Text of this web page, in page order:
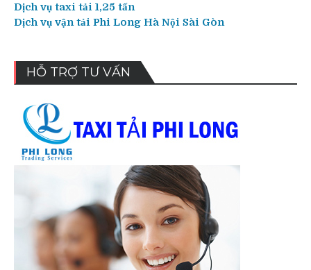
Dịch vụ taxi tải 1,25 tấn
Dịch vụ vận tải Phi Long Hà Nội Sài Gòn
HỖ TRỢ TƯ VẤN